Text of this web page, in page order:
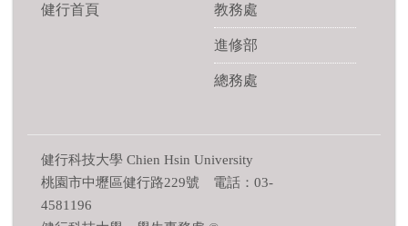
健行首頁 教務處
進修部
總務處
健行科技大學 Chien Hsin University
桃園市中壢區健行路229號 電話：03-
4581196